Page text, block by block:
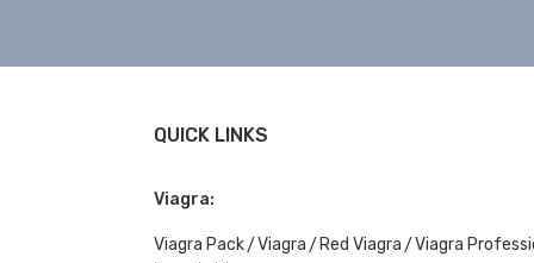
QUICK LINKS
Viagra:
Viagra Pack Viagra Red Viagra
Viagra